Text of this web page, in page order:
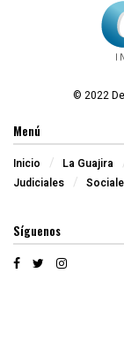
© 2022
Menú
Inicio La Guajira
Judiciales
Síguenos